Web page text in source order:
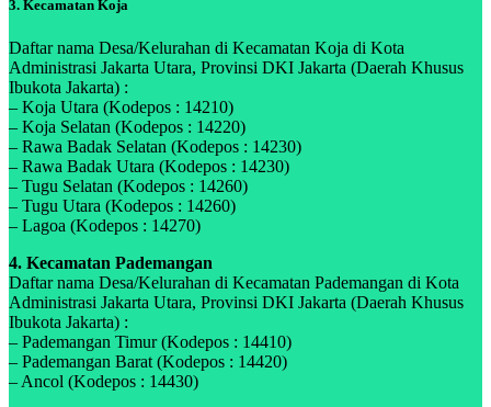
3. Kecamatan Koja
Daftar nama Desa/Kelurahan di Kecamatan Koja di Kota
Administrasi Jakarta Utara, Provinsi DKI Jakarta (Daerah Khusus
Ibukota Jakarta) :
– Koja Utara (Kodepos : 14210)
– Koja Selatan (Kodepos : 14220)
– Rawa Badak Selatan (Kodepos : 14230)
– Rawa Badak Utara (Kodepos : 14230)
– Tugu Selatan (Kodepos : 14260)
– Tugu Utara (Kodepos : 14260)
– Lagoa (Kodepos : 14270)
4. Kecamatan Pademangan
Daftar nama Desa/Kelurahan di Kecamatan Pademangan di Kota
Administrasi Jakarta Utara, Provinsi DKI Jakarta (Daerah Khusus
Ibukota Jakarta) :
– Pademangan Timur (Kodepos : 14410)
– Pademangan Barat (Kodepos : 14420)
– Ancol (Kodepos : 14430)